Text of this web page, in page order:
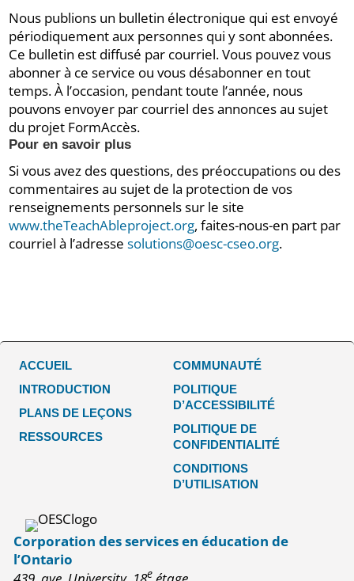
Nous publions un bulletin électronique qui est envoyé
périodiquement aux personnes qui y sont abonnées.
Ce bulletin est diffusé par courriel. Vous pouvez vous
abonner à ce service ou vous désabonner en tout
temps. À l’occasion, pendant toute l’année, nous
pouvons envoyer par courriel des annonces au sujet
du projet FormAccès.
Pour en savoir plus
Si vous avez des questions, des préoccupations ou des
commentaires au sujet de la protection de vos
renseignements personnels sur le site
www.theTeachAbleproject.org, faites-nous-en part par
courriel à l’adressesolutions@oesc-cseo.org.
ACCUEIL
INTRODUCTION
PLANS DE LEÇONS
RESSOURCES
COMMUNAUTÉ
POLITIQUE
D’ACCESSIBILITÉ
POLITIQUE DE
CONFIDENTIALITÉ
CONDITIONS
D’UTILISATION
Corporation des services en éducation de
l’Ontario
e